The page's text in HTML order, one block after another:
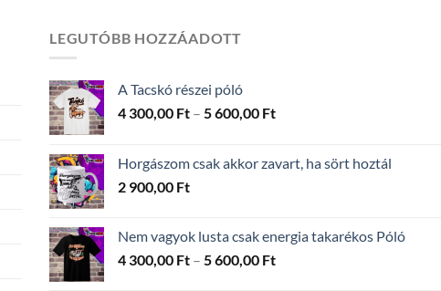
LEGUTÓBB HOZZÁADOTT
A Tacskó részei póló
4 300,00 Ft – 5 600,00 FtÁrtartomány:
-
Horgászom csak akkor zavart, ha sört hoztál
2 900,00 Ft
Nem vagyok lusta csak energia takarékos Póló
4 300,00 Ft – 5 600,00 FtÁrtartomány: